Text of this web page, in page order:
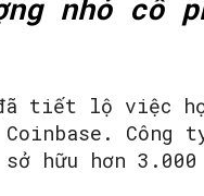
nhỏ cổ
tiết lộ việc họ
Công
hữu hơn 3.000